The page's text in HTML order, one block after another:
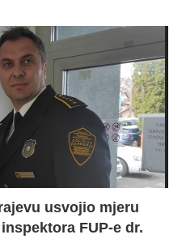
usvojio mjeru
FUP-e dr.